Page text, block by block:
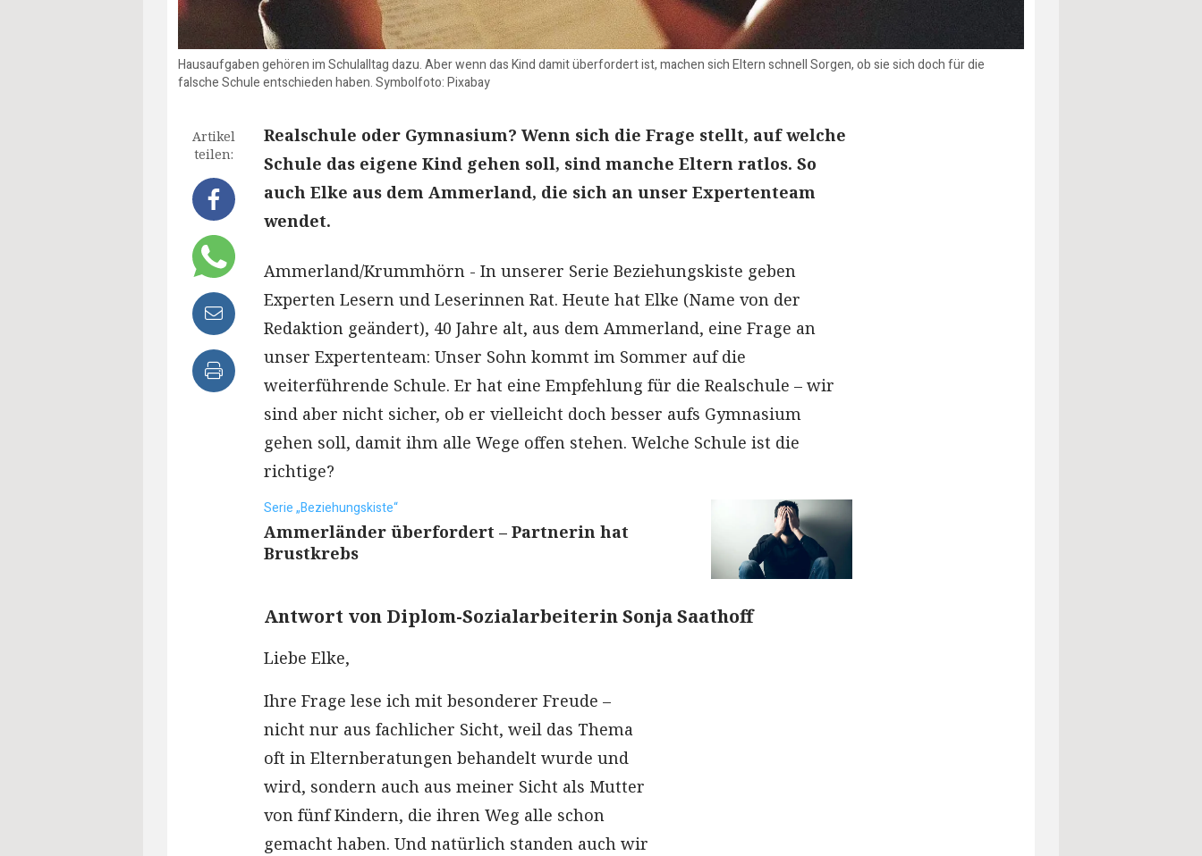
Hausaufgaben gehören im Schulalltag dazu. Aber wenn das Kind damit überfordert ist, machen sich Eltern schnell Sorgen, ob sie sich doch für die
falsche Schule entschieden haben. Symbolfoto: Pixabay
Artikel
teilen:
Realschule oder Gymnasium? Wenn sich die Frage stellt, auf welche
Schule das eigene Kind gehen soll, sind manche Eltern ratlos. So
auch Elke aus dem Ammerland, die sich an unser Expertenteam
wendet.
Ammerland/Krummhörn - In unserer Serie Beziehungskiste geben
Experten Lesern und Leserinnen Rat. Heute hat Elke (Name von der
Redaktion geändert), 40 Jahre alt, aus dem Ammerland, eine Frage an
unser Expertenteam: Unser Sohn kommt im Sommer auf die
weiterführende Schule. Er hat eine Empfehlung für die Realschule – wir
sind aber nicht sicher, ob er vielleicht doch besser aufs Gymnasium
gehen soll, damit ihm alle Wege offen stehen. Welche Schule ist die
richtige?
Serie „Beziehungskiste“
Ammerländer überfordert – Partnerin hat
Brustkrebs
Antwort von Diplom-Sozialarbeiterin Sonja Saathoff
Liebe Elke,
Ihre Frage lese ich mit besonderer Freude –
nicht nur aus fachlicher Sicht, weil das Thema
oft in Elternberatungen behandelt wurde und
wird, sondern auch aus meiner Sicht als Mutter
von fünf Kindern, die ihren Weg alle schon
gemacht haben. Und natürlich standen auch wir